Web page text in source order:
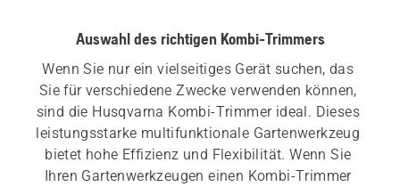
Auswahl des richtigen Kombi-Trimmers
Wenn Sie nur ein vielseitiges Gerät suchen, das
Sie für verschiedene Zwecke verwenden können,
sind die Husqvarna Kombi-Trimmer ideal. Dieses
leistungsstarke multifunktionale Gartenwerkzeug
bietet hohe Effizienz und Flexibilität. Wenn Sie
Ihren Gartenwerkzeugen einen Kombi-Trimmer